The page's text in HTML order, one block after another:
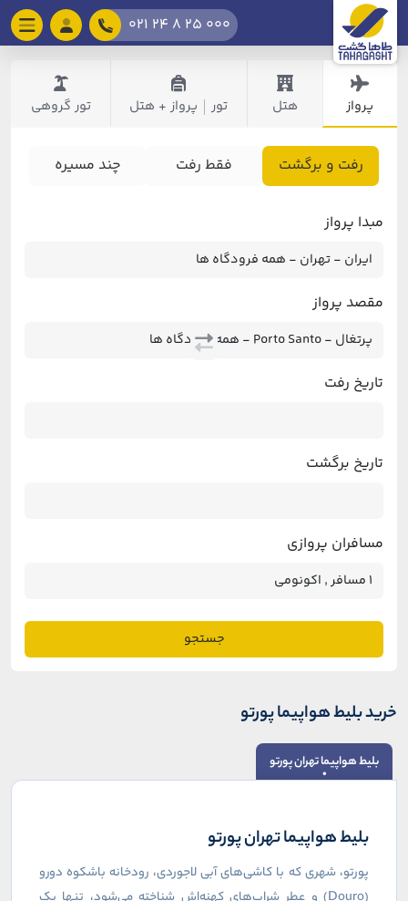
021 24 8 25 000
پرواز هتل تور پرواز + هتل تور گروهی
رفت و برگشت فقط رفت چند مسیره
مبدا پرواز
مقصد پرواز
تاریخ رفت
تاریخ برگشت
مسافران پروازی
جستجو
خرید بلیط هواپیما پورتو
بلیط هواپیما تهران پورتو
بلیط هواپیما تهران پورتو
پورتو، شهری که با کاشی‌های آبی لاجوردی، رودخانه باشکوه دورو